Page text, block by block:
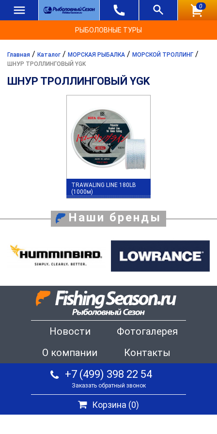
0
РЫБОЛОВНЫЕ ТУРЫ
Главная / Каталог / МОРСКАЯ РЫБАЛКА / МОРСКОЙ ТРОЛЛИНГ /
ШНУР ТРОЛЛИНГОВЫЙ YGK
ШНУР ТРОЛЛИНГОВЫЙ YGK
TRAWALING LINE 180LB
(1000м)
Наши бренды
Новости
Фотогалерея
О компании
Контакты
+7 (499) 398 22 54
Заказать обратный звонок
Корзина (0)